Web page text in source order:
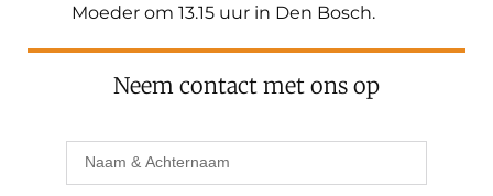
Moeder om 13.15 uur in Den Bosch.
Neem contact met ons op